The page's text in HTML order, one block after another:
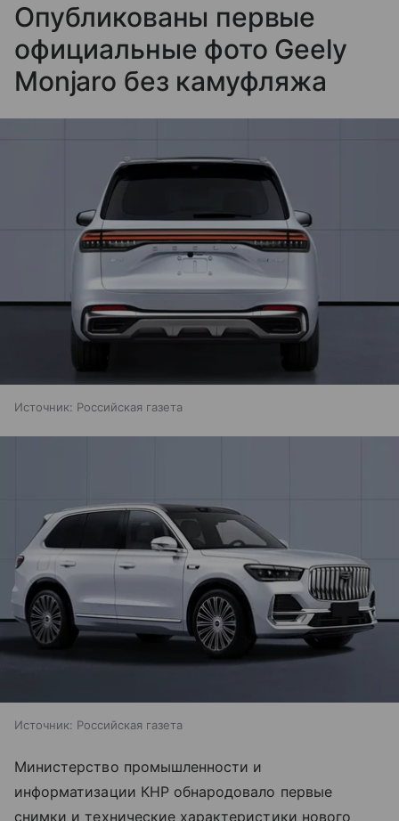
Опубликованы первые
официальные фото Geely
Monjaro без камуфляжа
Источник: Российская газета
Источник: Российская газета
Министерство промышленности и
информатизации КНР обнародовало первые
снимки и технические характеристики нового